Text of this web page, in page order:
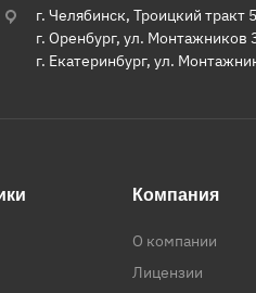
г. Челябинск, Троицкий тракт
г. Оренбург, ул. Монтажников
г. Екатеринбург, ул.
Компания
О компании
Лицензии